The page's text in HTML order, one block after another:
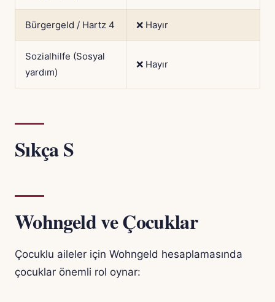
Bürgergeld / Hartz 4 ❌ Hayır
Sozialhilfe (Sosyal
yardım)
❌ Hayır
Sıkça S
Wohngeld ve Çocuklar
Çocuklu aileler için Wohngeld hesaplamasında
çocuklar önemli rol oynar: